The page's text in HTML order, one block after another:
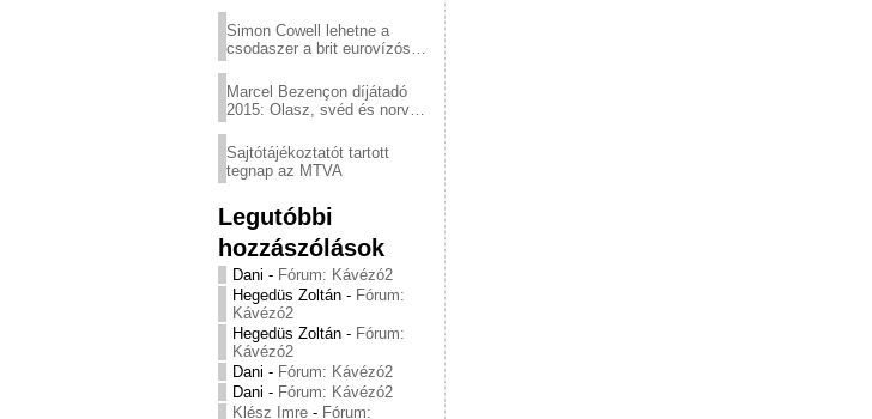
Simon Cowell lehetne a
csodaszer a brit eurovízós
Marcel Bezençon díjátadó
2015: Olasz, svéd és norvég
Sajtótájékoztatót tartott
tegnap az MTVA
Legutóbbi
hozzászólások
Dani - Fórum: Kávézó2
Hegedüs Zoltán - Fórum:
Kávézó2
Hegedüs Zoltán - Fórum:
Kávézó2
Dani - Fórum: Kávézó2
Dani - Fórum: Kávézó2
Klész Imre - Fórum: